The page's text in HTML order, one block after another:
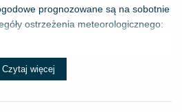
prognozowane są na sobotnie
ostrzeżenia meteorologicznego:
Czytaj więcej